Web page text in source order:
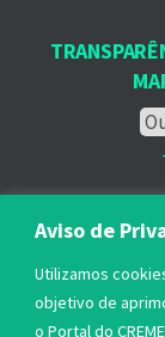
Aviso de
Utilizamos
objetivo de
o Portal do